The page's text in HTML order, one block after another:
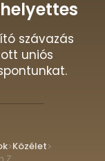
szávazás
uniós
>Közélet>